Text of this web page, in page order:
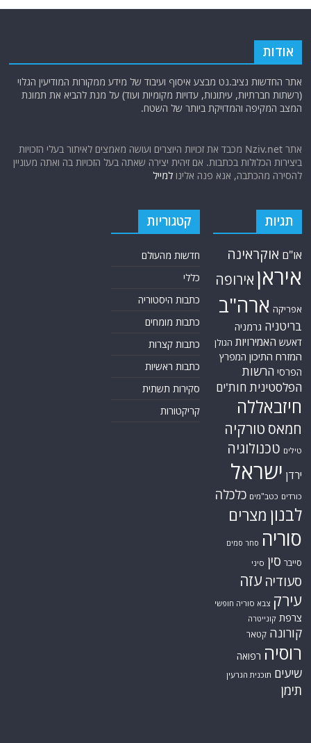
אודות
אתר החדשות נציב.נט מבצע איסוף ועיבוד של מידע ממקורות המודיעין הגלוי
(רשתות חברתיות, עיתונות, עדויות מקומיות ועוד) על מנת להביא את תמונת
המצב המקיפה והמדויקת ביותר של השטח.
אתר Nziv.net מכבד את זכויות היוצרים ועושה מאמצים לאיתור בעלי הזכויות
ביצירות הכלולות בכתבות. אם זיהית יצירה שאתה בעל הזכויות בה ואתה מעוניין
להסירה מהכתבה, אנא פנה אלינולמייל
תגיות
או"ם אוקראינה
איראן אירופה
אפריקה ארה"ב
בריטניה גרמניה
דאעש האמירויות הגולן
המזרח התיכון המפרץ
הפרסי הרשות
הפלסטינית חות'ים
חיזבאללה
חמאס טורקיה
טילים טכנולוגיה
ירדן ישראל
כורדים כטב"מים כלכלה
לבנון מצרים
סוריה סחר סמים
סייבר סין סיני
סעודיה עזה
עירק צבא סוריה חופשי
צרפת קונייטרה
קורונה קטאר
רוסיה רפואה
שיעים תוכנית הגרעין
תימן
קטגוריות
חדשות מהעולם
כללי
כתבות היסטוריה
כתבות מומחים
כתבות קצרות
כתבות ראשיות
סקירות תשתית
קריקטורות